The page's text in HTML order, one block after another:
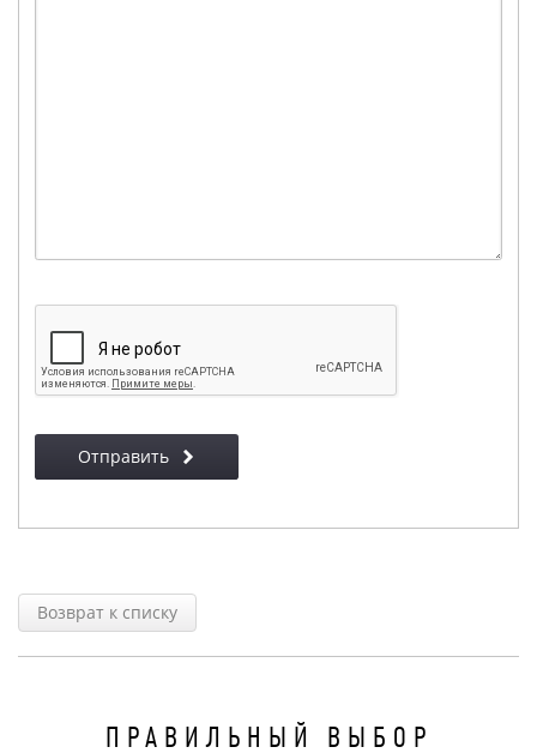
Отправить
Возврат к списку
ПРАВИЛЬНЫЙ ВЫБОР